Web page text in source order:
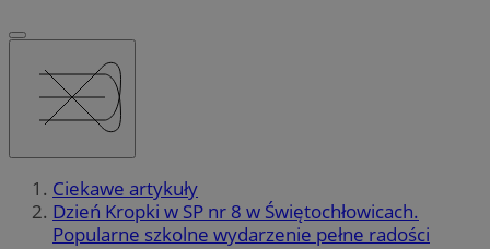
Ciekawe artykuły
Dzień Kropki w SP nr 8 w Świętochłowicach.
Popularne szkolne wydarzenie pełne radości